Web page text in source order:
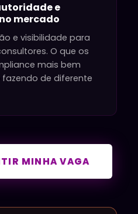
e
mercado
e visibilidade para
O que os
mais bem
de diferente
MINHA VAGA